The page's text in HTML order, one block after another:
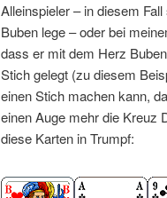
Alleinspieler – in diesem
Buben lege – oder bei
dass er mit dem Herz
Stich gelegt (zu diesem
einen Stich machen kann,
einen Auge mehr die Kreuz
diese Karten in Trumpf: